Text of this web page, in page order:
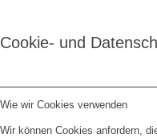
Cookie- und
Wie wir Cookies verwenden
Wir können Cookies anfordern,